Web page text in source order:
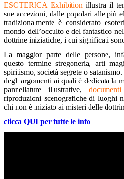
ESOTERICA Exhibition illustra il
sue accezioni, dalle popolari alle più
tradizionalmente è considerato
mondo dell’occulto e del fantastico
dottrine iniziatiche, i cui significati
La maggior parte delle persone,
questo termine stregoneria, arti
spiritismo, società segrete o
degli argomenti ai quali è dedicata la
pannellature illustrative,
riproduzioni scenografiche di luoghi
chi non è iniziato ai misteri delle
clicca QUI per tutte le info